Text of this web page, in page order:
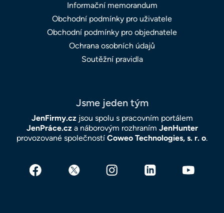
Informační memorandum
Obchodní podmínky pro uživatele
Obchodní podmínky pro objednatele
Ochrana osobních údajů
Soutěžní pravidla
Jsme jeden tým
JenFirmy.czjsou spolu s pracovním portálem
JenPráce.cza náborovým rozhraním JenHunter
provozované společností Coweo Technologies, s. r. o.